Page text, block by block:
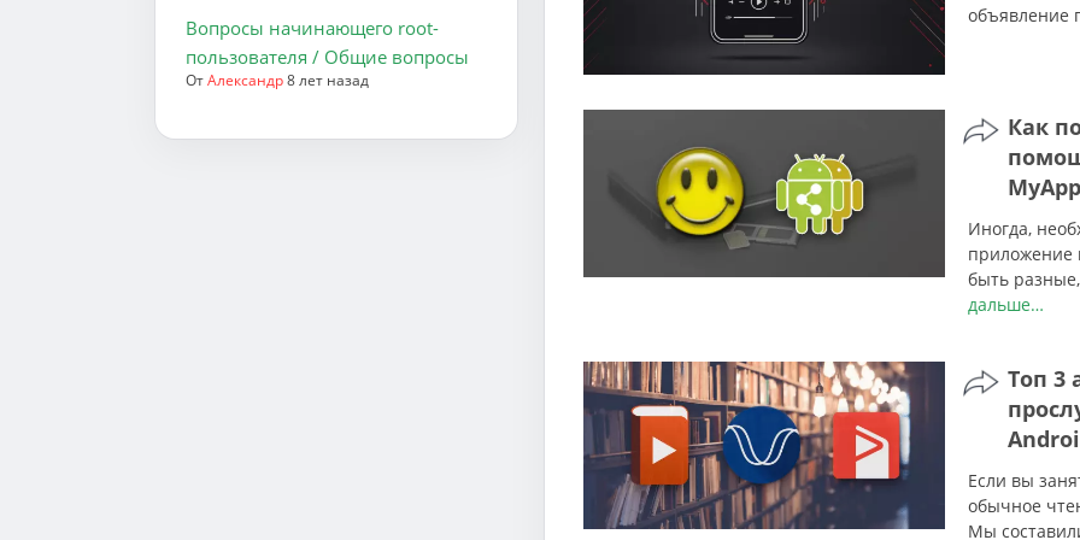
объявление
Как
Иногда,
приложение
быть
дальше…
Топ 3
Если вы
обычное
Мы
Вопросы начинающего root-
пользователя / Общие вопросы
ОтАлександр8 лет назад